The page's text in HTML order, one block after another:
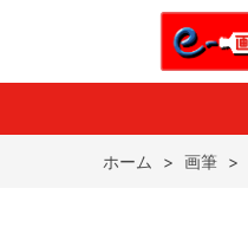
ホーム > 画筆 >